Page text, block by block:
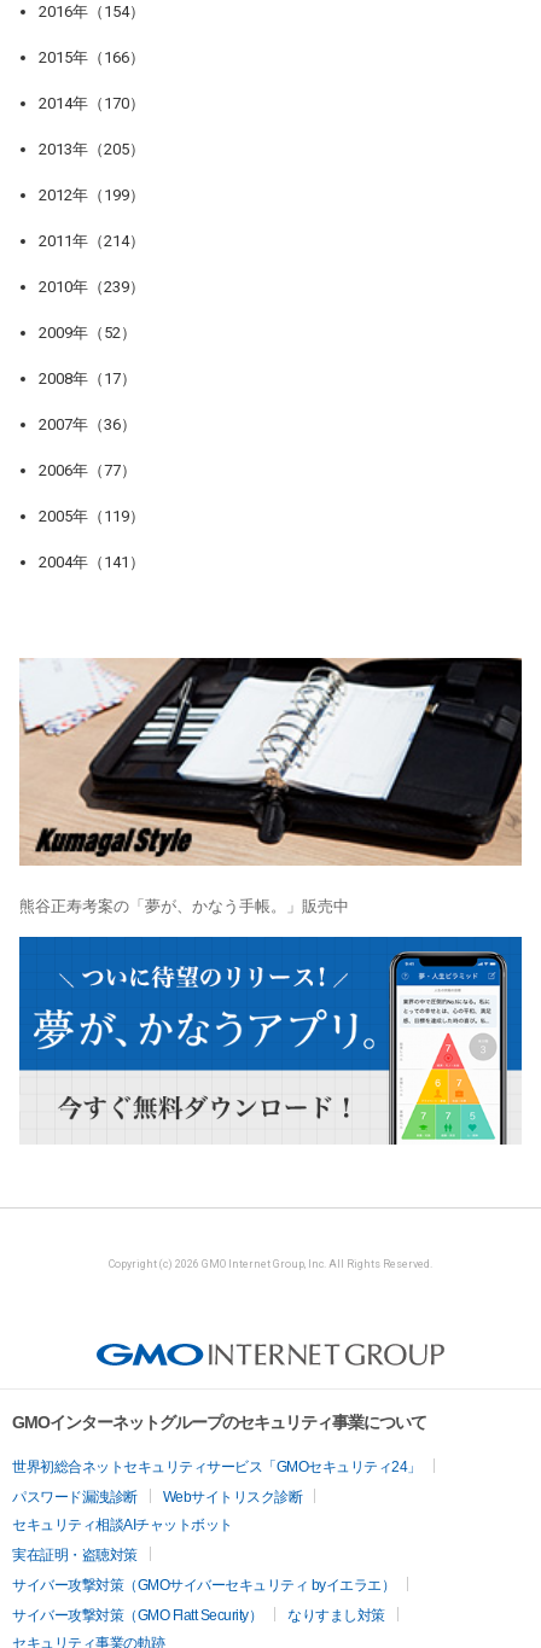
2016年（154）
2015年（166）
2014年（170）
2013年（205）
2012年（199）
2011年（214）
2010年（239）
2009年（52）
2008年（17）
2007年（36）
2006年（77）
2005年（119）
2004年（141）
熊谷正寿考案の「夢が、かなう手帳。」販売中
Copyright (c) 2026 GMO Internet Group, Inc. All Rights Reserved.
GMOインターネットグループのセキュリティ事業について
世界初総合ネットセキュリティサービス「GMOセキュリティ24」
パスワード漏洩診断
Webサイトリスク診断
セキュリティ相談AIチャットボット
実在証明・盗聴対策
サイバー攻撃対策（GMOサイバーセキュリティ byイエラエ）
サイバー攻撃対策（GMO Flatt Security）
なりすまし対策
セキュリティ事業の軌跡